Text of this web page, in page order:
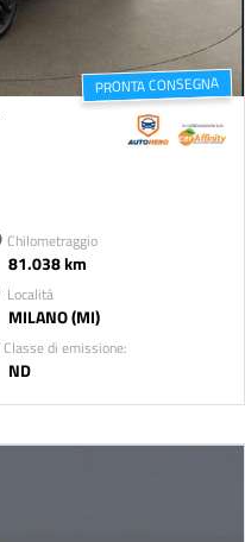
PRONTA CONSEGNA
Chilometraggio
81.038 km
Località
MILANO (MI)
Classe di emissione:
ND